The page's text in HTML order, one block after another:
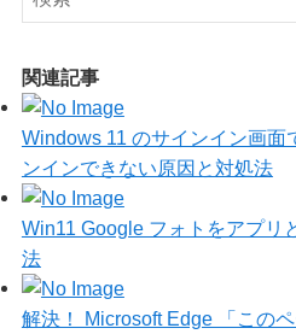
関連記事
Windows 11 のサインイン画面
ンインできない原因と対処法
Win11 Google フォトをアプリ
法
解決！ Microsoft Edge 「この